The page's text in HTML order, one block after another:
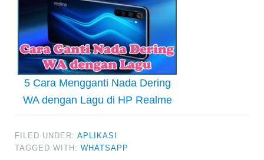
5 Cara Mengganti Nada Dering
WA dengan Lagu di HP Realme
FILED UNDER:APLIKASI
TAGGED WITH:WHATSAPP